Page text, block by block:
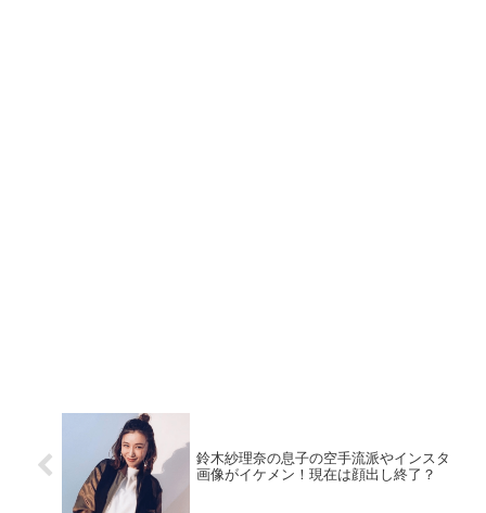
鈴木紗理奈の息子の空手流派やインスタ
画像がイケメン！現在は顔出し終了？